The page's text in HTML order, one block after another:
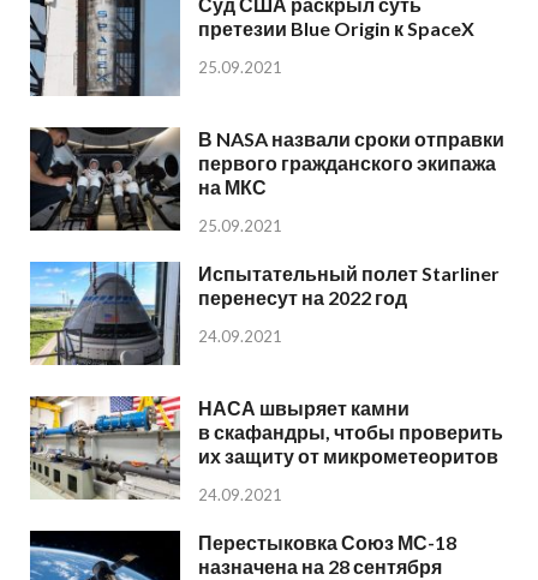
претезии Blue Origin к SpaceX
25.09.2021
В NASA назвали сроки отправки
первого гражданского экипажа
на МКС
25.09.2021
Испытательный полет Starliner
перенесут на 2022 год
24.09.2021
НАСА швыряет камни
в скафандры, чтобы проверить
их защиту от микрометеоритов
24.09.2021
Перестыковка Союз МС-18
назначена на 28 сентября